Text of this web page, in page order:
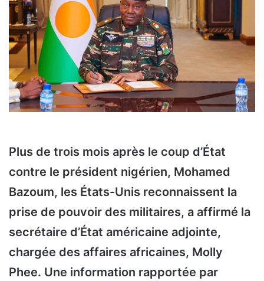
Plus de trois mois après le coup d’État
contre le président nigérien, Mohamed
Bazoum, les États-Unis reconnaissent la
prise de pouvoir des militaires, a affirmé la
secrétaire d’État américaine adjointe,
chargée des affaires africaines, Molly
Phee. Une information rapportée par